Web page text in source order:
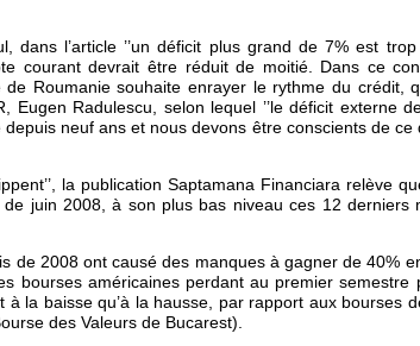
l’article ’’un déficit plus grand de 7% est
courant devrait être réduit de moitié. Dans ce
Roumanie souhaite enrayer le rythme du crédit,
Eugen Radulescu, selon lequel ’’le déficit externe
neuf ans et nous devons être conscients de ce
la publication Saptamana Financiara relève que
juin 2008, à son plus bas niveau ces 12 derniers
de 2008 ont causé des manques à gagner de 40%
bourses américaines perdant au premier semestre
baisse qu’à la hausse, par rapport aux bourses
des Valeurs de Bucarest).